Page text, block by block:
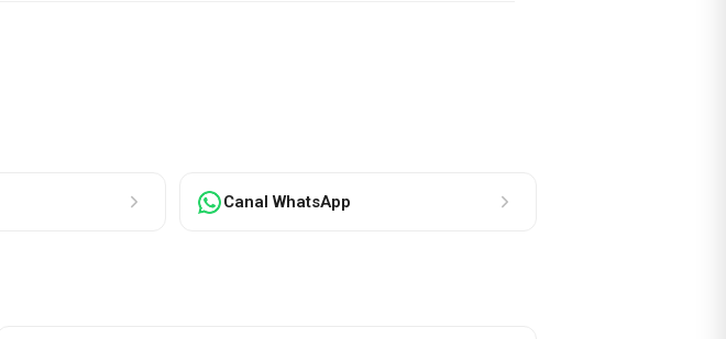
Canal WhatsApp